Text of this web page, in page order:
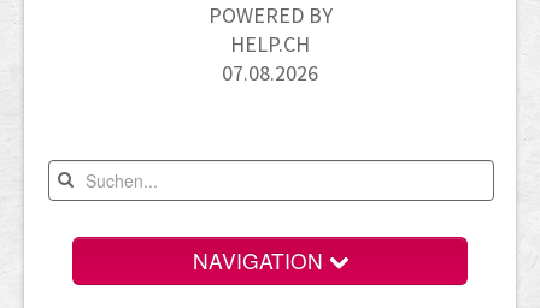
POWERED BY
HELP.CH
07.08.2026
NAVIGATION